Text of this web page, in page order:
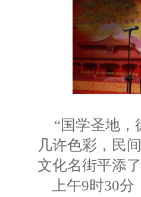
“国学圣地
几许色彩，民
文化名街平添
上午9时30分